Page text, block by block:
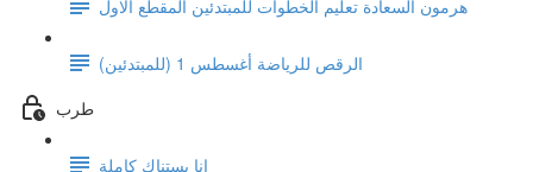
هرمون السعادة تعليم الخطوات للمبتدئين المقطع الاول
الرقص للرياضة أغسطس 1 (للمبتدئين)
طرب
انا بستناك كاملة